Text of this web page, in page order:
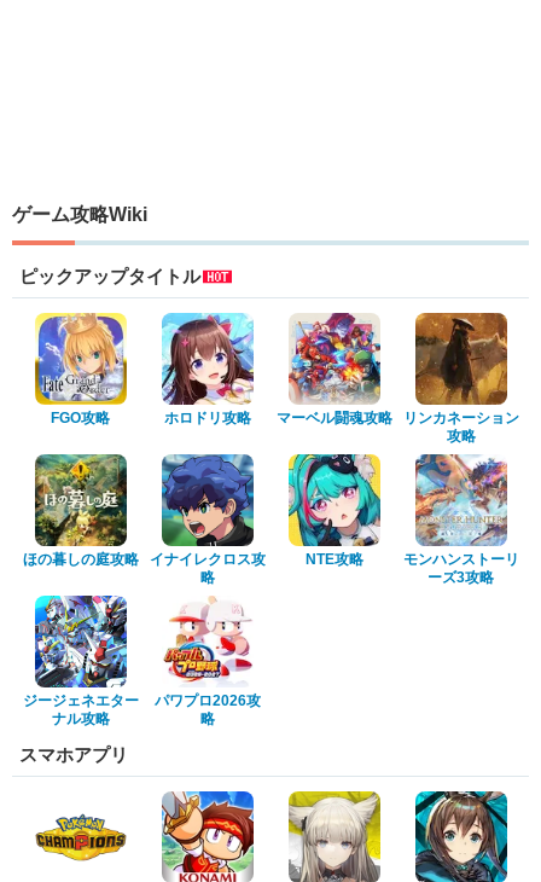
ゲーム攻略Wiki
ピックアップタイトル
FGO攻略 ホロドリ攻略 マーベル闘魂攻略
リンカネーション
攻略
ほの暮しの庭攻略
イナイレクロス攻
略
NTE攻略
モンハンストーリ
ーズ3攻略
ジージェネエター
ナル攻略
パワプロ2026攻
略
スマホアプリ